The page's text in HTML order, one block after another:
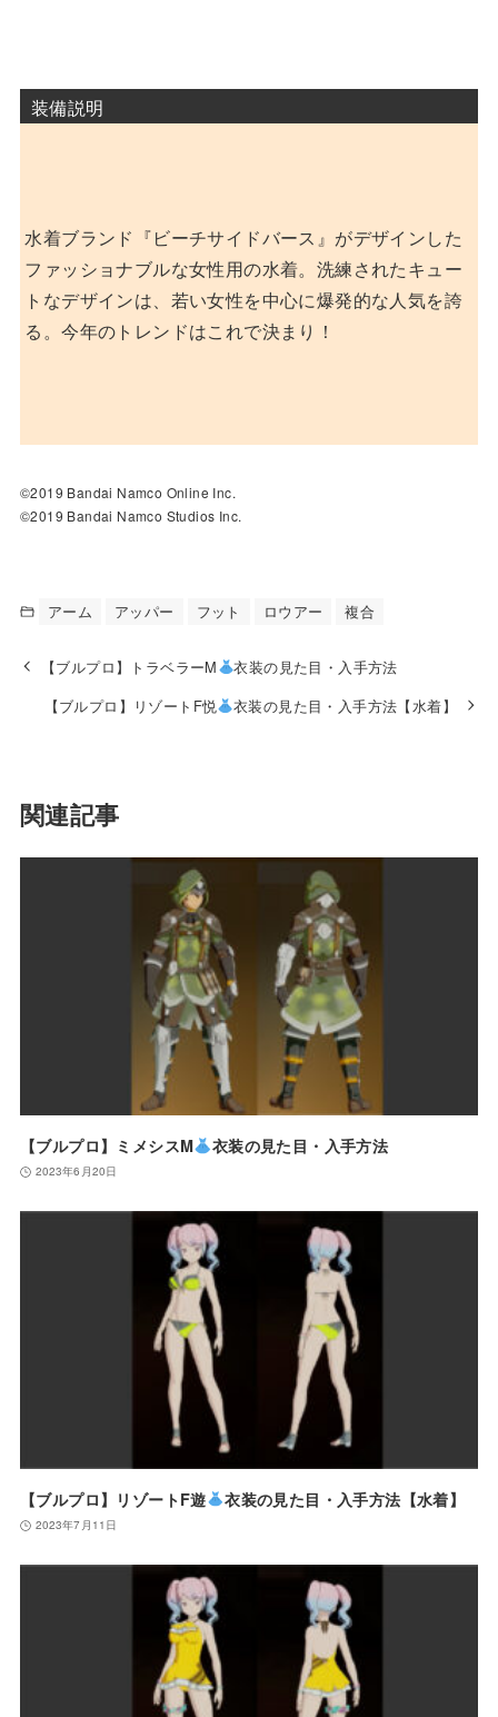
装備説明
水着ブランド『ビーチサイドバース』がデザインした
ファッショナブルな女性用の水着。洗練されたキュー
トなデザインは、若い女性を中心に爆発的な人気を誇
る。今年のトレンドはこれで決まり！
©2019 Bandai Namco Online Inc.
©2019 Bandai Namco Studios Inc.
アーム アッパー フット ロウアー 複合
【ブルプロ】トラベラーM
衣装の見た目・入手方法
【ブルプロ】リゾートF悦
衣装の見た目・入手方法【水着】
関連記事
【ブルプロ】ミメシスM 衣装の見た目・入手方法
2023年6月20日
【ブルプロ】リゾートF遊 衣装の見た目・入手方法【水着】
2023年7月11日